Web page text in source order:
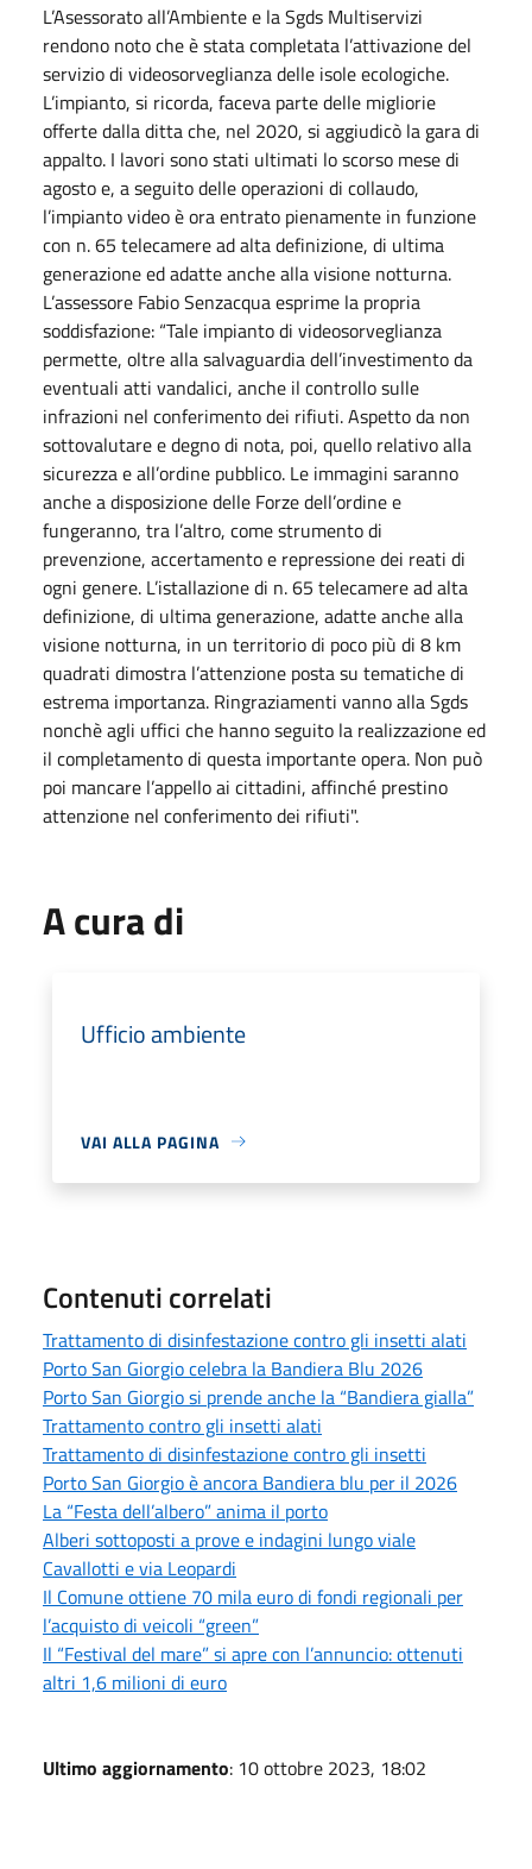
L’Asessorato all’Ambiente e la Sgds Multiservizi
rendono noto che è stata completata l’attivazione del
servizio di videosorveglianza delle isole ecologiche.
L’impianto, si ricorda, faceva parte delle migliorie
offerte dalla ditta che, nel 2020, si aggiudicò la gara di
appalto. I lavori sono stati ultimati lo scorso mese di
agosto e, a seguito delle operazioni di collaudo,
l’impianto video è ora entrato pienamente in funzione
con n. 65 telecamere ad alta definizione, di ultima
generazione ed adatte anche alla visione notturna.
L’assessore Fabio Senzacqua esprime la propria
soddisfazione: “Tale impianto di videosorveglianza
permette, oltre alla salvaguardia dell’investimento da
eventuali atti vandalici, anche il controllo sulle
infrazioni nel conferimento dei rifiuti. Aspetto da non
sottovalutare e degno di nota, poi, quello relativo alla
sicurezza e all’ordine pubblico. Le immagini saranno
anche a disposizione delle Forze dell’ordine e
fungeranno, tra l’altro, come strumento di
prevenzione, accertamento e repressione dei reati di
ogni genere. L’istallazione di n. 65 telecamere ad alta
definizione, di ultima generazione, adatte anche alla
visione notturna, in un territorio di poco più di 8 km
quadrati dimostra l’attenzione posta su tematiche di
estrema importanza. Ringraziamenti vanno alla Sgds
nonchè agli uffici che hanno seguito la realizzazione ed
il completamento di questa importante opera. Non può
poi mancare l’appello ai cittadini, affinché prestino
attenzione nel conferimento dei rifiuti".
A cura di
Ufficio ambiente
VAI ALLA PAGINA
Contenuti correlati
Trattamento di disinfestazione contro gli insetti alati
Porto San Giorgio celebra la Bandiera Blu 2026
Porto San Giorgio si prende anche la “Bandiera gialla”
Trattamento contro gli insetti alati
Trattamento di disinfestazione contro gli insetti
Porto San Giorgio è ancora Bandiera blu per il 2026
La “Festa dell’albero” anima il porto
Alberi sottoposti a prove e indagini lungo viale
Cavallotti e via Leopardi
Il Comune ottiene 70 mila euro di fondi regionali per
l’acquisto di veicoli “green”
Il “Festival del mare” si apre con l’annuncio: ottenuti
altri 1,6 milioni di euro
Ultimo aggiornamento: 10 ottobre 2023, 18:02